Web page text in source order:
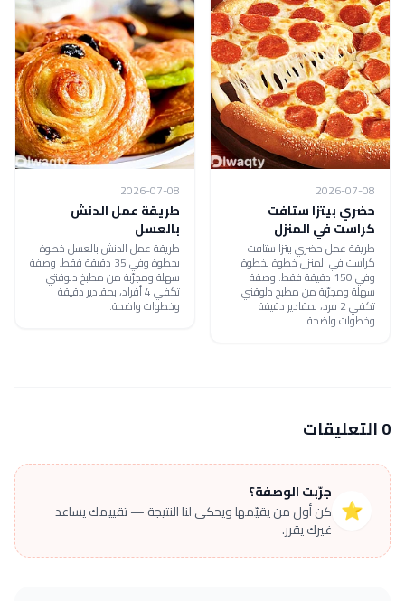
2026-07-08
حضري بيتزا ستافت
كراست في المنزل
طريقة عمل حضري بيتزا ستافت
كراست في المنزل خطوة بخطوة
وفي 150 دقيقة فقط. وصفة
سهلة ومجرّبة من مطبخ دلوقتي
تكفي 2 فرد، بمقادير دقيقة
وخطوات واضحة.
2026-07-08
طريقة عمل الدنش
بالعسل
طريقة عمل الدنش بالعسل خطوة
بخطوة وفي 35 دقيقة فقط. وصفة
سهلة ومجرّبة من مطبخ دلوقتي
تكفي 4 أفراد، بمقادير دقيقة
وخطوات واضحة.
0 التعليقات
⭐
جرّبت الوصفة؟
كن أول من يقيّمها ويحكي لنا النتيجة — تقييمك يساعد
غيرك يقرر.